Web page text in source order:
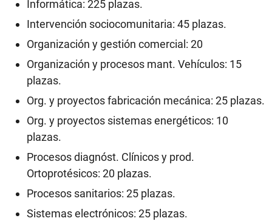
Informática: 225 plazas.
Intervención sociocomunitaria: 45 plazas.
Organización y gestión comercial: 20
Organización y procesos mant. Vehículos: 15
plazas.
Org. y proyectos fabricación mecánica: 25 plazas.
Org. y proyectos sistemas energéticos: 10
plazas.
Procesos diagnóst. Clínicos y prod.
Ortoprotésicos: 20 plazas.
Procesos sanitarios: 25 plazas.
Sistemas electrónicos: 25 plazas.